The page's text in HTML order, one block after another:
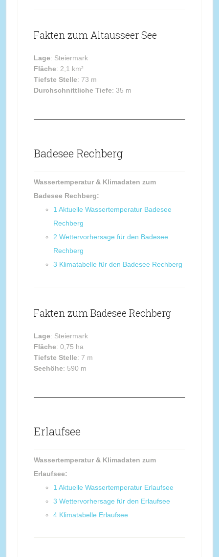
Fakten zum Altausseer See
Lage: Steiermark
Fläche: 2,1 km²
Tiefste Stelle: 73 m
Durchschnittliche Tiefe: 35 m
Badesee Rechberg
Wassertemperatur & Klimadaten zum
Badesee Rechberg:
1 Aktuelle Wassertemperatur Badesee
Rechberg
2 Wettervorhersage für den Badesee
Rechberg
3 Klimatabelle für den Badesee Rechberg
Fakten zum Badesee Rechberg
Lage: Steiermark
Fläche: 0,75 ha
Tiefste Stelle: 7 m
Seehöhe: 590 m
Erlaufsee
Wassertemperatur & Klimadaten zum
Erlaufsee:
1 Aktuelle Wassertemperatur Erlaufsee
3 Wettervorhersage für den Erlaufsee
4 Klimatabelle Erlaufsee